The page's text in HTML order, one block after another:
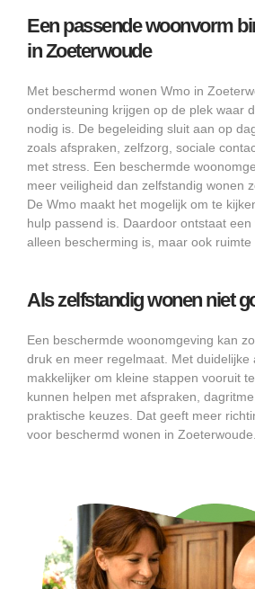
Een passende woonvorm
in Zoeterwoude
Met beschermd wonen Wmo in
ondersteuning krijgen op de plek waar
nodig is. De begeleiding sluit aan op
zoals afspraken, zelfzorg, sociale
met stress. Een beschermde
meer veiligheid dan zelfstandig wonen
De Wmo maakt het mogelijk om te
hulp passend is. Daardoor ontstaat
alleen bescherming is, maar ook ruimte
Als zelfstandig wonen niet
Een beschermde woonomgeving kan
druk en meer regelmaat. Met duidelijke
makkelijker om kleine stappen vooruit
kunnen helpen met afspraken,
praktische keuzes. Dat geeft meer
voor beschermd wonen in Zoeterwoude.